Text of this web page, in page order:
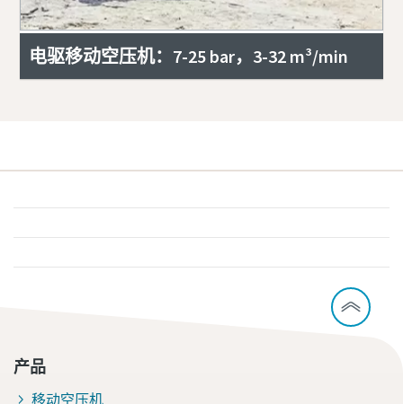
电驱移动空压机：7-25 bar，3-32 m³/min
产品
移动空压机